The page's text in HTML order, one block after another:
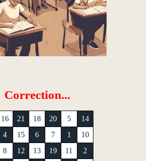
Correction...
16 21 18 20 5
14
4 15 6 7 1
10
8 12 13 19 11
2